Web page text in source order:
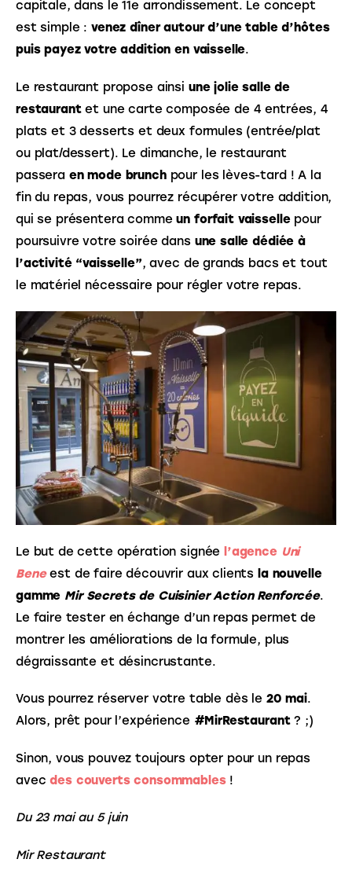
capitale, dans le 11e arrondissement. Le concept
est simple : venez dîner autour d’une table d’hôtes
puis payez votre addition en vaisselle.
Le restaurant propose ainsi une jolie salle de
restaurant et une carte composée de 4 entrées, 4
plats et 3 desserts et deux formules (entrée/plat
ou plat/dessert). Le dimanche, le restaurant
passera en mode brunch pour les lèves-tard ! A la
fin du repas, vous pourrez récupérer votre addition,
qui se présentera comme un forfait vaisselle pour
poursuivre votre soirée dans une salle dédiée à
l’activité “vaisselle”, avec de grands bacs et tout
le matériel nécessaire pour régler votre repas.
Le but de cette opération signée l’agence Uni
Bene est de faire découvrir aux clients la nouvelle
gamme Mir Secrets de Cuisinier Action Renforcée.
Le faire tester en échange d’un repas permet de
montrer les améliorations de la formule, plus
dégraissante et désincrustante.
Vous pourrez réserver votre table dès le 20 mai.
Alors, prêt pour l’expérience #MirRestaurant ? ;)
Sinon, vous pouvez toujours opter pour un repas
avec des couverts consommables !
Du 23 mai au 5 juin
Mir Restaurant